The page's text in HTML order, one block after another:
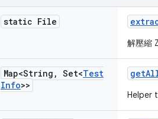
static File
解壓縮
Map<String , Set<Test
Info>>
get
Helper